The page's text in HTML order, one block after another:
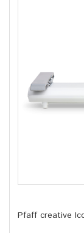
Pfaff creative